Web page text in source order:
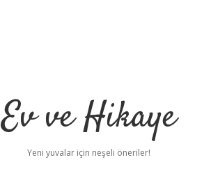
Ev ve Hikaye
Yeni yuvalar için neşeli öneriler!